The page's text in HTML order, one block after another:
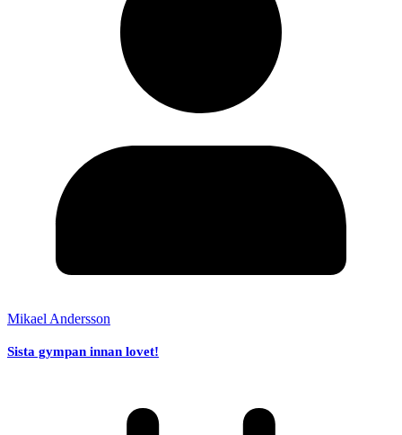
Mikael Andersson
Sista gympan innan lovet!